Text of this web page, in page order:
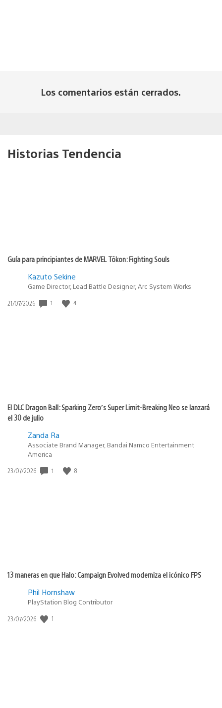
Los comentarios están cerrados.
Historias Tendencia
Guía para principiantes de MARVEL Tōkon: Fighting Souls
Kazuto Sekine
Game Director, Lead Battle Designer, Arc System Works
Fecha
21/07/2026 1 4
El DLC Dragon Ball: Sparking Zero’s Super Limit-Breaking Neo se lanzará
el 30 de julio
Zanda Ra
Associate Brand Manager, Bandai Namco Entertainment
America
Fecha
23/07/2026 1 8
13 maneras en que Halo: Campaign Evolved moderniza el icónico FPS
Phil Hornshaw
PlayStation Blog Contributor
Fecha
23/07/2026 1